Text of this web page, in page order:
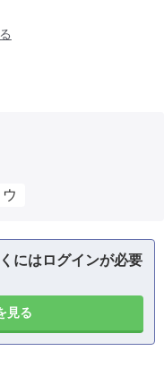
にはログインが必要
見る